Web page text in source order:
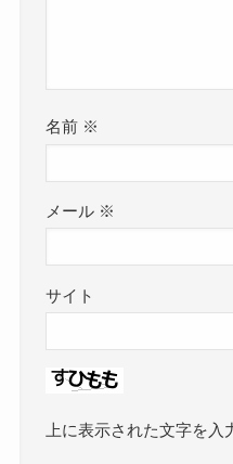
名前 ※
メール ※
サイト
上に表示された文字を入